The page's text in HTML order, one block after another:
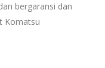
bergaransi dan
Komatsu